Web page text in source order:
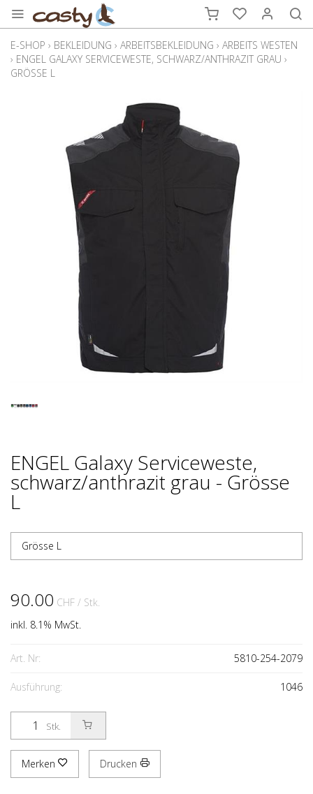
E-SHOP › BEKLEIDUNG › ARBEITSBEKLEIDUNG › ARBEITS WESTEN
› ENGEL GALAXY SERVICEWESTE, SCHWARZ/ANTHRAZIT GRAU ›
GRÖSSE L
ENGEL Galaxy Serviceweste,
schwarz/anthrazit grau - Grösse
L
Grösse L
90.00 CHF / Stk.
inkl. 8.1% MwSt.
Art. Nr: 5810-254-2079
Ausführung: 1046
Stk.
Merken Drucken